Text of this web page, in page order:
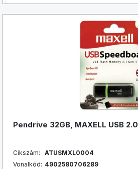
Pendrive 32GB, MAXELL USB 2.0
Cikszám:
ATUSMXL0004
Vonalkód: 4902580706289